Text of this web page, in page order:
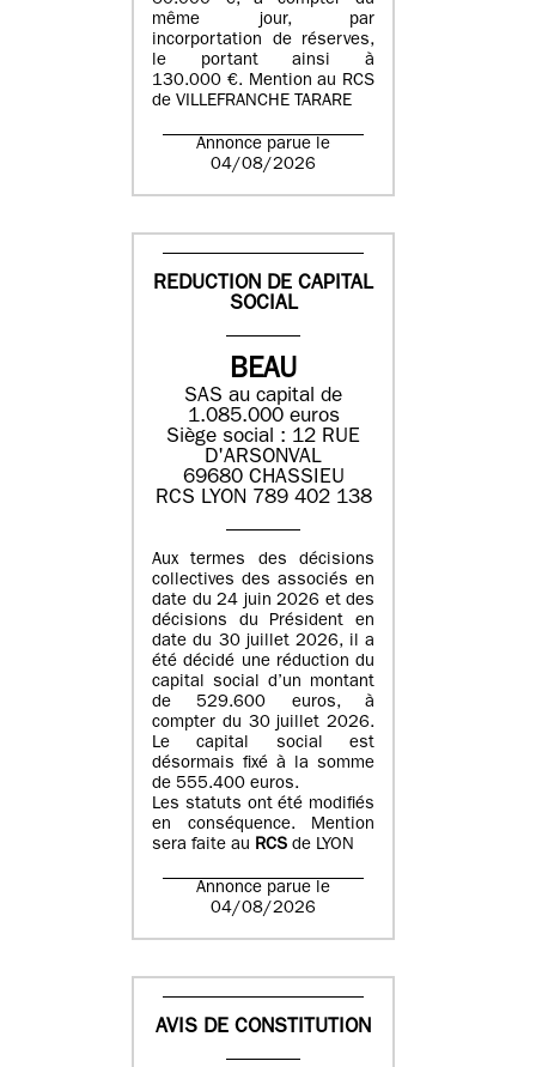
même jour, par
incorportation de réserves,
le portant ainsi à
130.000 €. Mention au RCS
de VILLEFRANCHE TARARE
Annonce parue le
04/08/2026
REDUCTION DE CAPITAL
SOCIAL
BEAU
SAS au capital de
1.085.000 euros
Siège social : 12 RUE
D'ARSONVAL
69680 CHASSIEU
RCS LYON 789 402 138
Aux termes des décisions
collectives des associés en
date du 24 juin 2026 et des
décisions du Président en
date du 30 juillet 2026, il a
été décidé une réduction du
capital social d’un montant
de 529.600 euros, à
compter du 30 juillet 2026.
Le capital social est
désormais fixé à la somme
de 555.400 euros.
Les statuts ont été modifiés
en conséquence. Mention
sera faite au RCS de LYON
Annonce parue le
04/08/2026
AVIS DE CONSTITUTION